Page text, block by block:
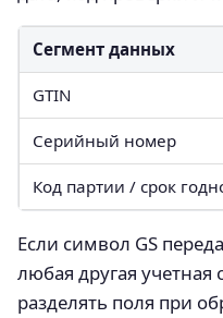
Сегмент данных
GTIN
Серийный номер
Код партии / срок
Если символ GS
любая другая учетная
разделять поля при